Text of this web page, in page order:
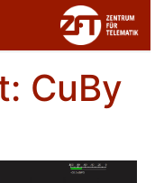
CuBy